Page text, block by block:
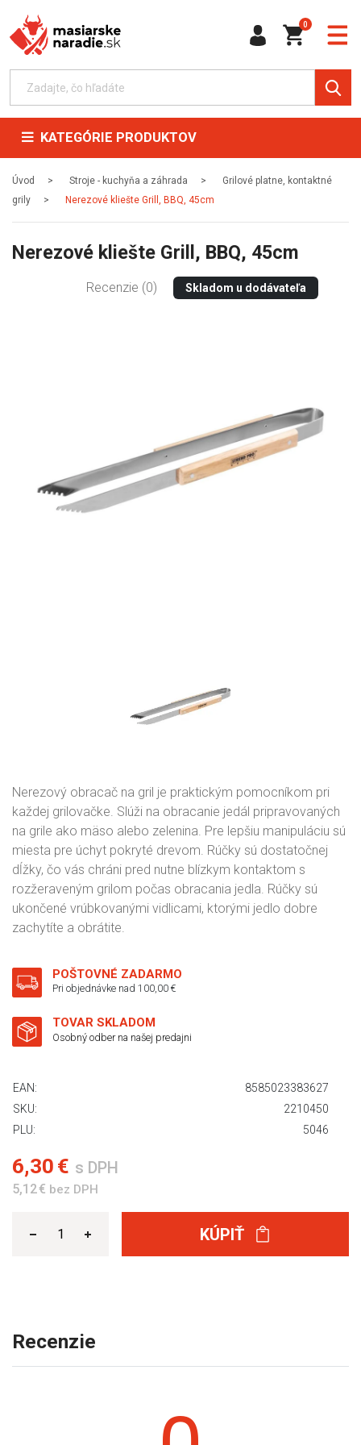
0
KATEGÓRIE PRODUKTOV
Úvod Stroje - kuchyňa a záhrada
Grilové platne, kontaktné
grily
Nerezové kliešte Grill, BBQ, 45cm
Nerezové kliešte Grill, BBQ, 45cm
Recenzie (0) Skladom u dodávateľa
Nerezový obracač na gril je praktickým pomocníkom pri
každej grilovačke. Slúži na obracanie jedál pripravovaných
na grile ako mäso alebo zelenina. Pre lepšiu manipuláciu sú
miesta pre úchyt pokryté drevom. Rúčky sú dostatočnej
dĺžky, čo vás chráni pred nutne blízkym kontaktom s
rozžeraveným grilom počas obracania jedla. Rúčky sú
ukončené vrúbkovanými vidlicami, ktorými jedlo dobre
zachytíte a obrátite.
POŠTOVNÉ ZADARMO
Pri objednávke nad 100,00 €
TOVAR SKLADOM
Osobný odber na našej predajni
EAN:
8585023383627
SKU:
2210450
PLU:
5046
6,30 € s DPH
5,12 € bez DPH
KÚPIŤ
Recenzie